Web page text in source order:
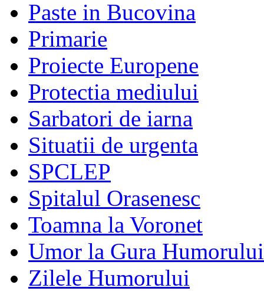
Paste in Bucovina
Primarie
Proiecte Europene
Protectia mediului
Sarbatori de iarna
Situatii de urgenta
SPCLEP
Spitalul Orasenesc
Toamna la Voronet
Umor la Gura Humorului
Zilele Humorului